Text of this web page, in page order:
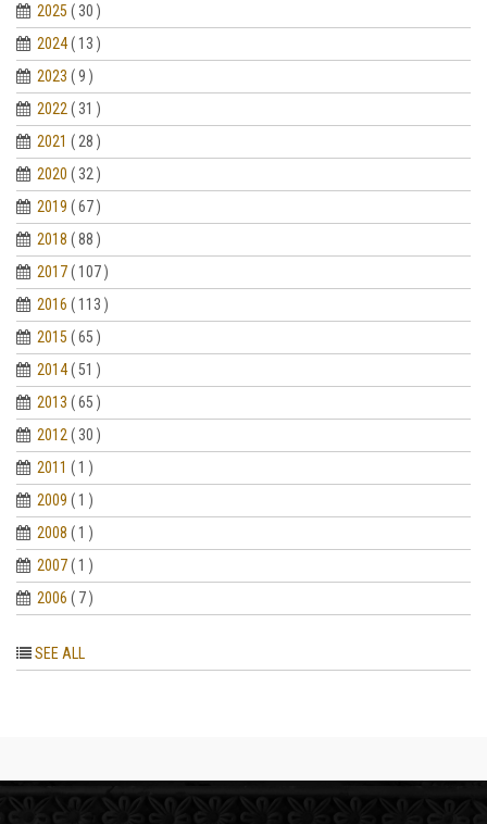
2025 ( 30 )
2024( 13 )
2023 ( 9 )
2022( 31 )
2021 ( 28 )
2020 ( 32 )
2019 ( 67 )
2018 ( 88 )
2017( 107 )
2016 ( 113 )
2015 ( 65 )
2014( 51 )
2013 ( 65 )
2012( 30 )
2011 ( 1 )
2009 ( 1 )
2008 ( 1 )
2007( 1 )
2006 ( 7 )
SEE ALL